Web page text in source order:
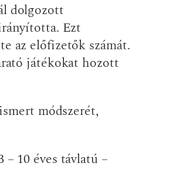
dolgozott
Ezt
az előfizetők számát.
játékokat hozott
módszerét,
10 éves távlatú –